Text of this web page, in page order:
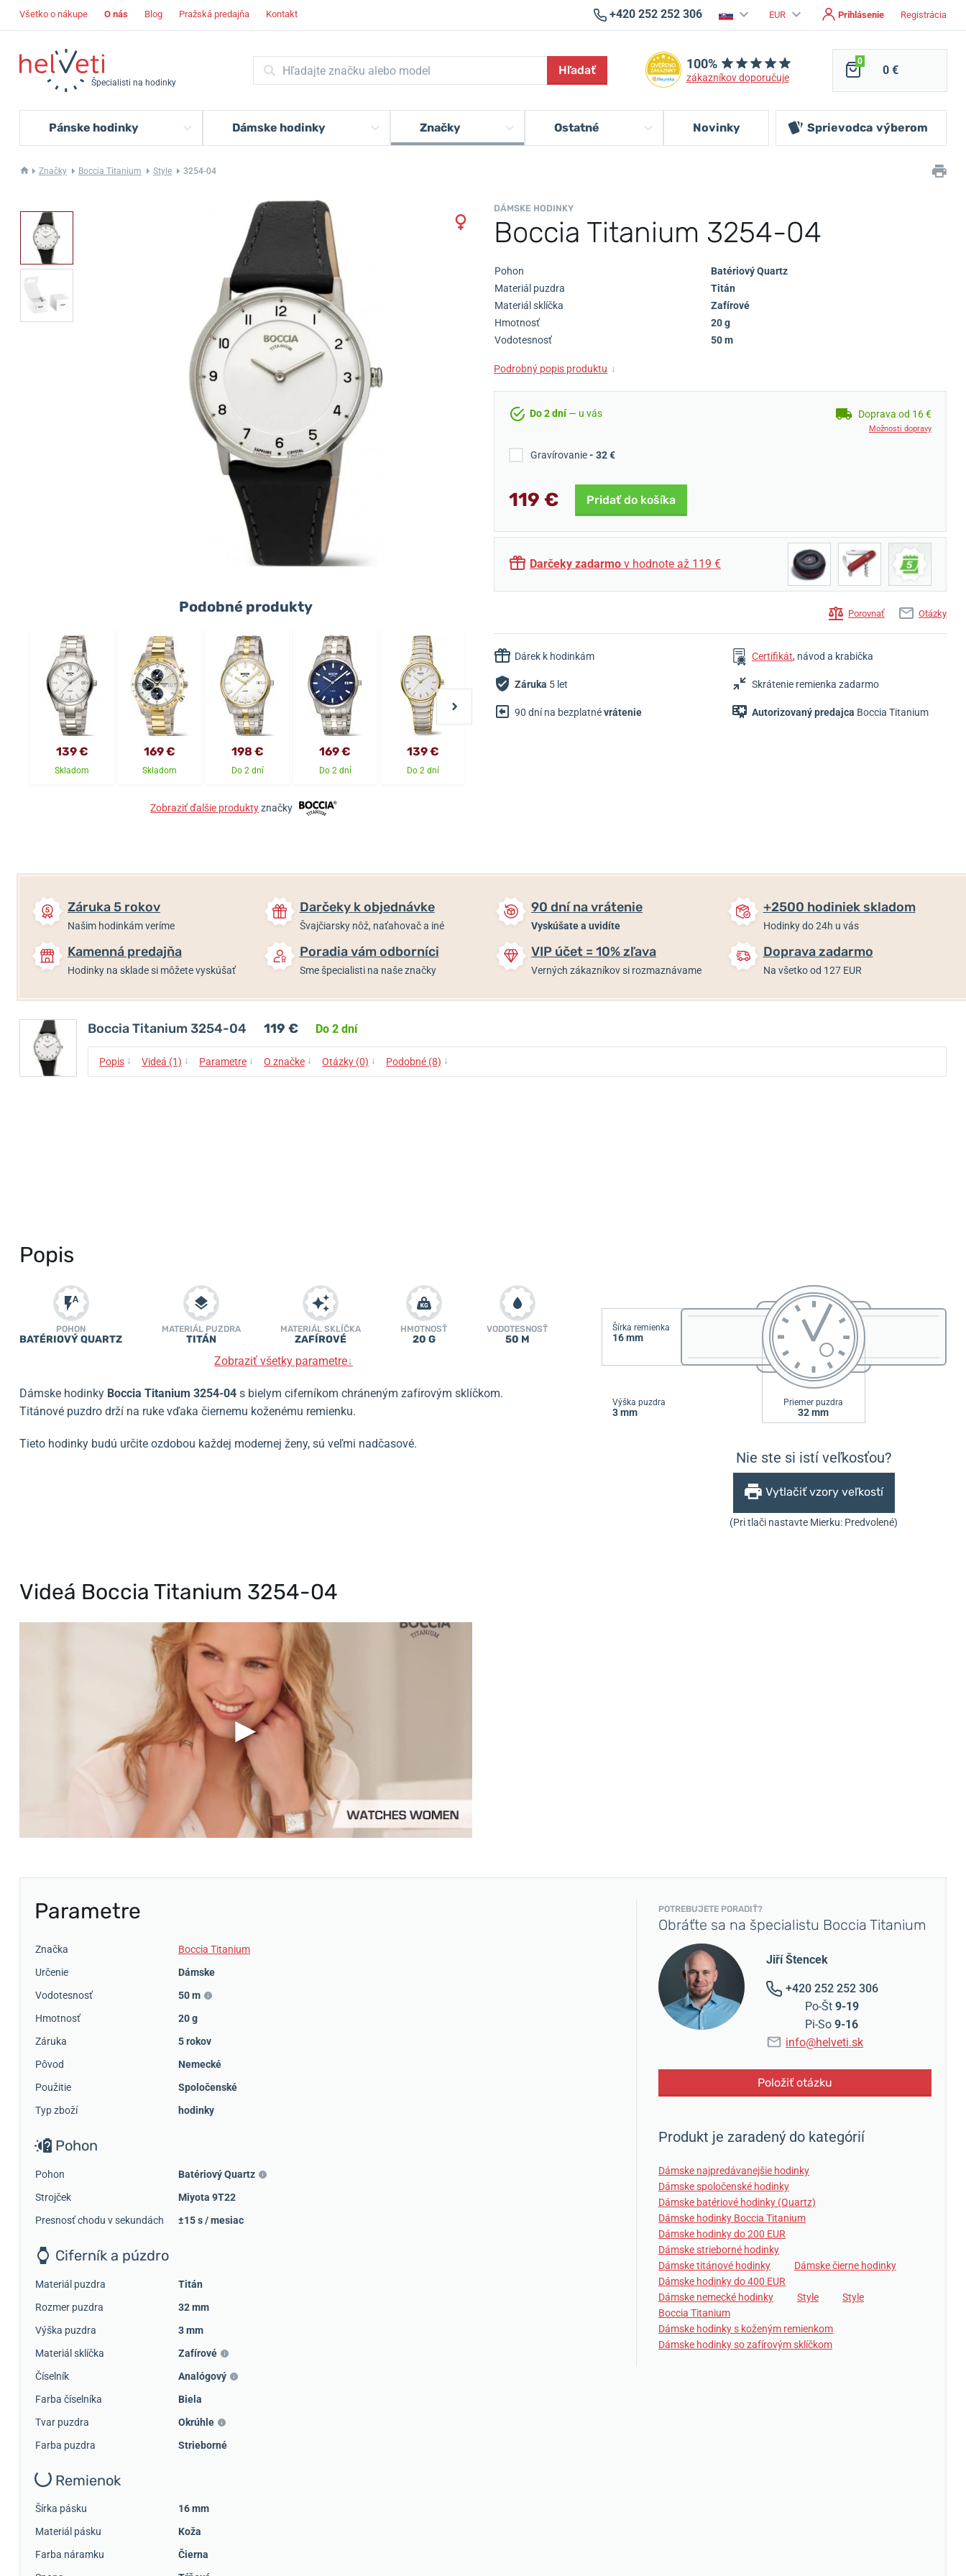
Všetko o nákupe O nás Blog Pražská predajňa Kontakt +420 252 252 306 EUR Prihlásenie Registrácia
Špecialisti na hodinky
Hľadať 100%
zákazníkov doporučuje
0
0 €
Pánske hodinky Dámske hodinky Značky Ostatné Novinky Sprievodca výberom
Značky Boccia Titanium Style 3254-04
DÁMSKE HODINKY
Boccia Titanium 3254-04
Pohon
Batériový Quartz
Materiál puzdra
Titán
Materiál sklíčka
Zafírové
Hmotnosť
20 g
Vodotesnosť
50 m
Podrobný popis produktu ↓
Do 2 dní— u vás Doprava od 16 €
Možnosti dopravy
Gravírovanie- 32 €
119 € Pridať do košíka
Darčeky zadarmo v hodnote až 119 €
Porovnať Otázky
Dárek k hodinkám Certifikát, návod a krabička
Záruka 5 let Skrátenie remienka zadarmo
90 dní na bezplatnévrátenie Autorizovaný predajca Boccia Titanium
Podobné produkty
139 €
Skladom
169 €
Skladom
198 €
Do 2 dní
169 €
Do 2 dní
139 €
Do 2 dní
Zobraziť ďalšie produktyznačky
Záruka 5 rokov
Našim hodinkám veríme
Darčeky k objednávke
Švajčiarsky nôž, naťahovač a iné
90 dní na vrátenie
Vyskúšate a uvidíte
+2500 hodiniek skladom
Hodinky do 24h u vás
Kamenná predajňa
Hodinky na sklade si môžete vyskúšať
Poradia vám odborníci
Sme špecialisti na naše značky
VIP účet = 10% zľava
Verných zákazníkov si rozmaznávame
Doprava zadarmo
Na všetko od 127 EUR
Boccia Titanium 3254-04 119 € Do 2 dní
Popis ↓ Videá (1) ↓ Parametre ↓ O značke ↓ Otázky (0) ↓ Podobné (8) ↓
Popis
POHON
BATÉRIOVÝ QUARTZ
MATERIÁL PUZDRA
TITÁN
MATERIÁL SKLÍČKA
ZAFÍROVÉ
HMOTNOSŤ
20 G
VODOTESNOSŤ
50 M
Zobraziť všetky parametre↓
Dámske hodinky Boccia Titanium 3254-04 s bielym ciferníkom chráneným zafírovým sklíčkom.
Titánové puzdro drží na ruke vďaka čiernemu koženému remienku.
Tieto hodinky budú určite ozdobou každej modernej ženy, sú veľmi nadčasové.
Šírka remienka
16 mm
Výška puzdra
3 mm
Priemer puzdra
32 mm
Nie ste si istí veľkosťou?
Vytlačiť vzory veľkostí
(Pri tlači nastavte Mierku: Predvolené)
Videá Boccia Titanium 3254-04
Parametre
Značka
Boccia Titanium
Určenie
Dámske
Vodotesnosť
50 m
Hmotnosť
20 g
Záruka
5 rokov
Pôvod
Nemecké
Použitie
Spoločenské
Typ zboží
hodinky
Pohon
Pohon
Batériový Quartz
Strojček
Miyota 9T22
Presnosť chodu v sekundách
±15 s / mesiac
Ciferník a púzdro
Materiál puzdra
Titán
Rozmer puzdra
32 mm
Výška puzdra
3 mm
Materiál sklíčka
Zafírové
Číselník
Analógový
Farba číselníka
Biela
Tvar puzdra
Okrúhle
Farba puzdra
Strieborné
Remienok
Šírka pásku
16 mm
Materiál pásku
Koža
Farba náramku
Čierna
POTREBUJETE PORADIŤ?
Obráťte sa na špecialistu Boccia Titanium
Jiří Štencek
+420 252 252 306
Po-Št 9-19
Pi-So 9-16
info@helveti.sk
Položiť otázku
Produkt je zaradený do kategórií
Dámske najpredávanejšie hodinky
Dámske spoločenské hodinky
Dámske batériové hodinky (Quartz)
Dámske hodinky Boccia Titanium
Dámske hodinky do 200 EUR
Dámske strieborné hodinky
Dámske titánové hodinky
Dámske čierne hodinky
Dámske hodinky do 400 EUR
Dámske nemecké hodinky
Style
Style
Boccia Titanium
Dámske hodinky s koženým remienkom
Dámske hodinky so zafírovým sklíčkom